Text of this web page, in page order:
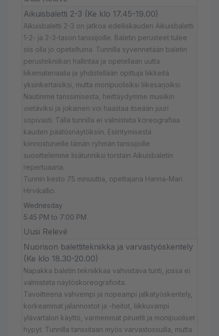
Aikuisbaletti 2-3 (Ke klo 17.45-19.00)
Aikuisbaletti 2-3 on jatkoa edelliskauden Aikuisbaletti
1-2- ja 2-3-tason tanssijoille. Baletin perusteet tulee
siis olla jo opeteltuina. Tunnilla syvennetään baletin
perustekniikan hallintaa ja opetellaan uutta
liikemateriaalia ja yhdistellään opittuja liikkeitä
yksinkertaisiksi, mutta monipuolisiksi liikesarjoiksi.
Nautimme tanssimisesta, heittäydymme musiikin
vietäviksi ja jokainen voi haastaa itseään juuri
sopivasti. Tällä tunnilla ei valmisteta koreografiaa
kauden päätösnäytöksiin. Esiintymisestä
kiinnostuneille tämän ryhmän tanssijoille
suosittelemme lisätunniksi torstain Aikuisbaletin
repertuaaria.
Tunnin kesto 75 minuuttia, opettajana Hanna-Mari
Hirvikallio.
Wednesday
5:45 PM to 7:00 PM
Uusi Relevé
Nuorison balettitekniikka ja varvastyöskentely
(Ke klo 18.30-20.00)
Napakka baletin tekniikkaa vahvistava tunti, jossa ei
valmisteta näytöskoreografioita.
Tavoitteena vahvempi ja nopeampi jalkatyöskentely,
korkeammat jalannostot ja -heitot, liikkuvampi
ylävartalon käyttö, varmemmat piruetit ja monipuoliset
hypyt. Tunnilla tanssitaan myös varvastossuilla, mutta